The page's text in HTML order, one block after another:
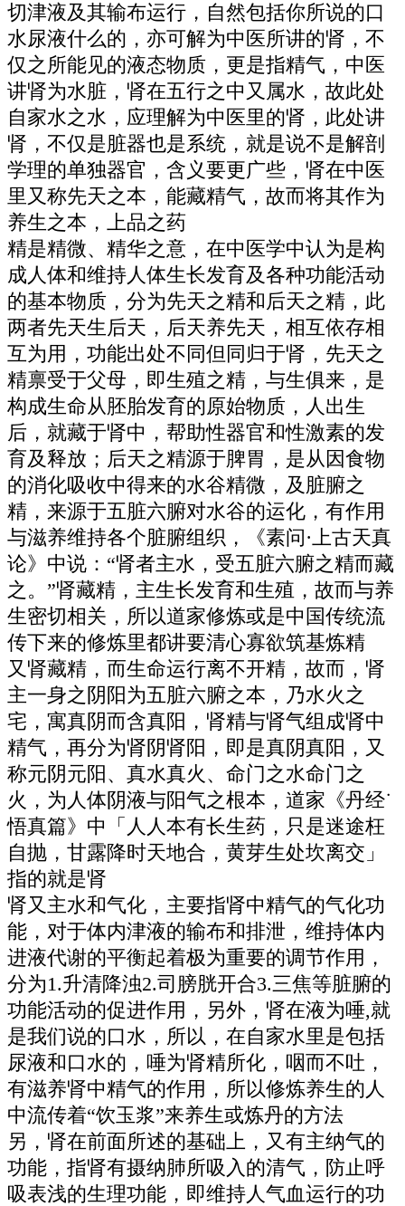
切津液及其输布运行，自然包括你所说的口
水尿液什么的，亦可解为中医所讲的肾，不
仅之所能见的液态物质，更是指精气，中医
讲肾为水脏，肾在五行之中又属水，故此处
自家水之水，应理解为中医里的肾，此处讲
肾，不仅是脏器也是系统，就是说不是解剖
学理的单独器官，含义要更广些，肾在中医
里又称先天之本，能藏精气，故而将其作为
养生之本，上品之药
精是精微、精华之意，在中医学中认为是构
成人体和维持人体生长发育及各种功能活动
的基本物质，分为先天之精和后天之精，此
两者先天生后天，后天养先天，相互依存相
互为用，功能出处不同但同归于肾，先天之
精禀受于父母，即生殖之精，与生俱来，是
构成生命从胚胎发育的原始物质，人出生
后，就藏于肾中，帮助性器官和性激素的发
育及释放；后天之精源于脾胃，是从因食物
的消化吸收中得来的水谷精微，及脏腑之
精，来源于五脏六腑对水谷的运化，有作用
与滋养维持各个脏腑组织，《素问·上古天真
论》中说：“肾者主水，受五脏六腑之精而藏
之。”肾藏精，主生长发育和生殖，故而与养
生密切相关，所以道家修炼或是中国传统流
传下来的修炼里都讲要清心寡欲筑基炼精
又肾藏精，而生命运行离不开精，故而，肾
主一身之阴阳为五脏六腑之本，乃水火之
宅，寓真阴而含真阳，肾精与肾气组成肾中
精气，再分为肾阴肾阳，即是真阴真阳，又
称元阴元阳、真水真火、命门之水命门之
火，为人体阴液与阳气之根本，道家《丹经˙
悟真篇》中「人人本有长生药，只是迷途枉
自抛，甘露降时天地合，黄芽生处坎离交」
指的就是肾
肾又主水和气化，主要指肾中精气的气化功
能，对于体内津液的输布和排泄，维持体内
进液代谢的平衡起着极为重要的调节作用，
分为1.升清降浊2.司膀胱开合3.三焦等脏腑的
功能活动的促进作用，另外，肾在液为唾,就
是我们说的口水，所以，在自家水里是包括
尿液和口水的，唾为肾精所化，咽而不吐，
有滋养肾中精气的作用，所以修炼养生的人
中流传着“饮玉浆”来养生或炼丹的方法
另，肾在前面所述的基础上，又有主纳气的
功能，指肾有摄纳肺所吸入的清气，防止呼
吸表浅的生理功能，即维持人气血运行的功